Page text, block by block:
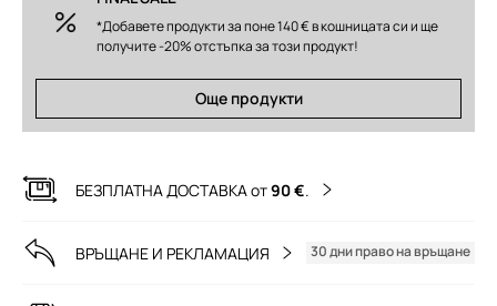
*Добавете продукти за поне 140 € в кошницата си и ще
получите -20% отстъпка за този продукт!
Още продукти
БЕЗПЛАТНА ДОСТАВКА от90 €.
ВРЪЩАНЕ И РЕКЛАМАЦИЯ 30 дни право на връщане